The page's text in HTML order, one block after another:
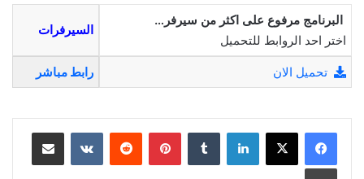
البرنامج مرفوع على اكثر من سيرفر…
اختر احد الروابط للتحميل
السيرفرات
تحميل الان رابط مباشر
لينكدإن بينتيريست مشاركة عبر البريد
طباعة